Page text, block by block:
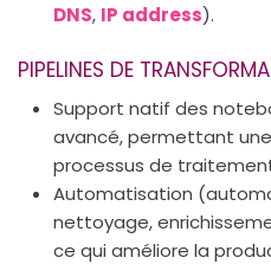
DNS, IP address).
PIPELINES DE
Support natif des
avancé, permettant
processus de
Automatisation
nettoyage,
ce qui améliore la